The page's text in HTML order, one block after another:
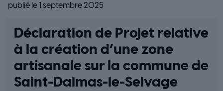
publié le 1 septembre 2025
Déclaration de Projet relative
à la création d’une zone
artisanale sur la commune de
Saint-Dalmas-le-Selvage